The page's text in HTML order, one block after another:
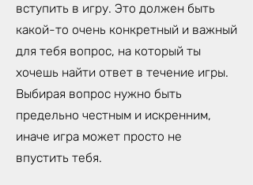
вступить в игру. Это должен быть
какой-то очень конкретный и важный
для тебя вопрос, на который ты
хочешь найти ответ в течение игры.
Выбирая вопрос нужно быть
предельно честным и искренним,
иначе игра может просто не
впустить тебя.